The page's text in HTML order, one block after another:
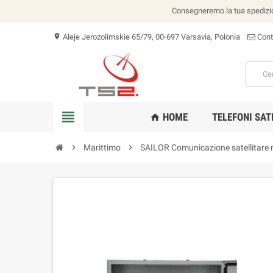
Consegneremo la tua
location_on Aleje Jerozolimskie 65/79, 00-697 Varsavia, Polonia
view_headline home HOME TELEFONI
chevron_right Marittimo chevron_right SAILOR Comunicazione satellitare